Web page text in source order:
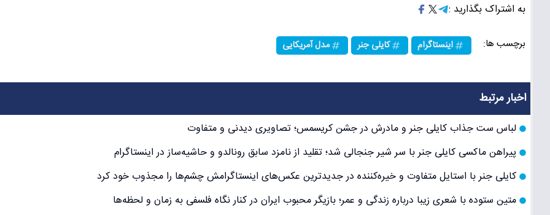
به اشتراک بگذارید :
برچسب ها: اینستاگرام کایلی جنر مدل آمریکایی
اخبار مرتبط
لباس ست جذاب کایلی جنر و مادرش در جشن کریسمس؛ تصاویری دیدنی و متفاوت
پیراهن ماکسی کایلی جنر با سر شیر جنجالی شد؛ تقلید از نامزد سابق رونالدو و حاشیه‌ساز در اینستاگرام
کایلی جنر با استایل متفاوت و خیره‌کننده در جدیدترین عکس‌های اینستاگرامش چشم‌ها را مجذوب خود کرد
متین ستوده با شعری زیبا درباره زندگی و عمر؛ بازیگر محبوب ایران در کنار نگاه فلسفی به زمان و لحظه‌ها